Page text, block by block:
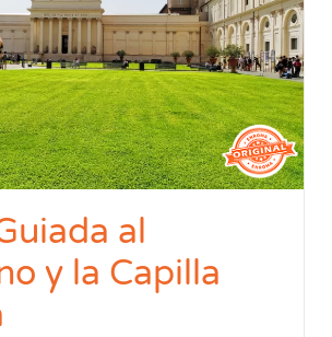
al
y la Capilla